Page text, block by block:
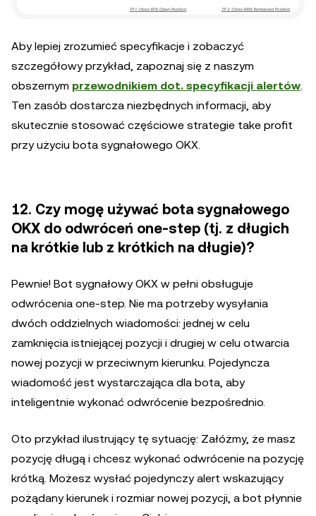
Aby lepiej zrozumieć specyfikacje i zobaczyć
szczegółowy przykład, zapoznaj się z naszym
obszernym przewodnikiem dot. specyfikacji alertów.
Ten zasób dostarcza niezbędnych informacji, aby
skutecznie stosować częściowe strategie take profit
przy użyciu bota sygnałowego OKX.
12. Czy mogę używać bota sygnałowego
OKX do odwróceń one-step (tj. z długich
na krótkie lub z krótkich na długie)?
Pewnie! Bot sygnałowy OKX w pełni obsługuje
odwrócenia one-step. Nie ma potrzeby wysyłania
dwóch oddzielnych wiadomości: jednej w celu
zamknięcia istniejącej pozycji i drugiej w celu otwarcia
nowej pozycji w przeciwnym kierunku. Pojedyncza
wiadomość jest wystarczająca dla bota, aby
inteligentnie wykonać odwrócenie bezpośrednio.
Oto przykład ilustrujący tę sytuację: Załóżmy, że masz
pozycję długą i chcesz wykonać odwrócenie na pozycję
krótką. Możesz wysłać pojedynczy alert wskazujący
pożądany kierunek i rozmiar nowej pozycji, a bot płynnie